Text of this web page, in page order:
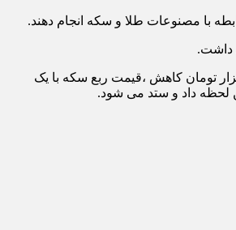
با مصنوعات طلا و سکه انجام دهند.
ایران امروز قیمت سکه طرح جدید با 700 هزار تومان کاهش،قیمت سکه طرح قدیم با 1میلیون و 500 هزار تومان کاهش، قیمت نیم سکه با 1 میلیون و 500 هزار تومان کاهش ،قیمت ربع سکه با یک